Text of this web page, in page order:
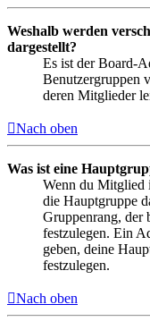
Weshalb werden
dargestellt?
Es ist der Board-
Benutzergruppen
deren Mitglieder
Nach oben
Was ist eine
Wenn du Mitglied
die Hauptgruppe
Gruppenrang, der
festzulegen. Ein
geben, deine
festzulegen.
Nach oben